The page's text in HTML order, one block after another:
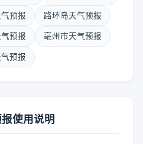
预报 路环岛天气预报
预报 亳州市天气预报
预报
使用说明